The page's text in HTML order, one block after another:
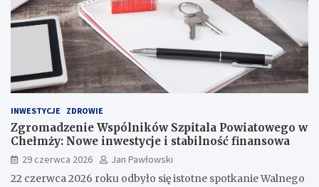
INWESTYCJE ZDROWIE
Zgromadzenie Wspólników Szpitala Powiatowego w
Chełmży: Nowe inwestycje i stabilność finansowa
29 czerwca 2026
Jan Pawłowski
22 czerwca 2026 roku odbyło się istotne spotkanie Walnego